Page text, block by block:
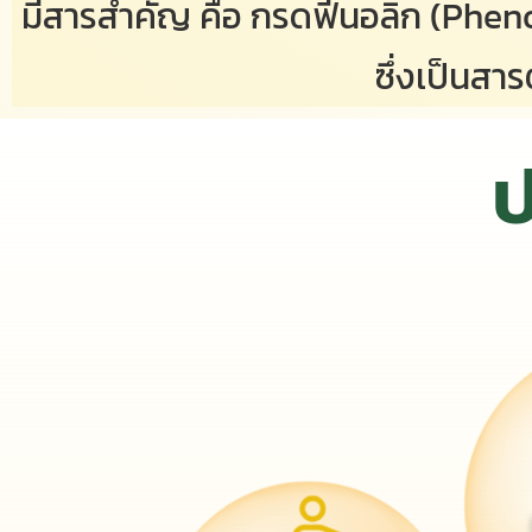
มีสารสำคัญ คือ กรดฟีนอลิก
ซึ่งเป็นสา